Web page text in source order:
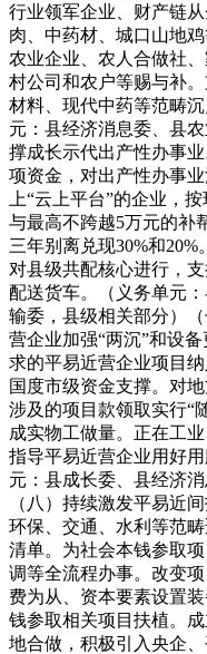
行业领军企业、财产链
肉、中药材、城口山地
农业企业、农人合做社
村公司和农户等赐与补
材料、现代中药等范畴
元：县经济消息委、县
撑成长示代出产性办事
项资金，对出产性办事
上“云上平台”的企业，
与最高不跨越5万元的补
三年别离兑现30%和
对县级共配核心进行，
配送货车。（义务单元
输委，县级相关部分）
营企业加强“两沉”和设
求的平易近营企业项目
国度市级资金支撑。对
涉及的项目款领取实行“
成实物工做量。正在工
指导平易近营企业用好
元：县成长委、县经济
（八）持续激发平易近
环保、交通、水利等范
清单。为社会本钱参取
调等全流程办事。改变
费为从、资本要素设置
钱参取相关项目扶植。
地合做，积极引入央企